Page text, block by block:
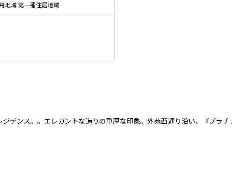
地域 第一種住居地域
デンス。。エレガントな造りの重厚な印象。外苑西通り沿い、『プラ